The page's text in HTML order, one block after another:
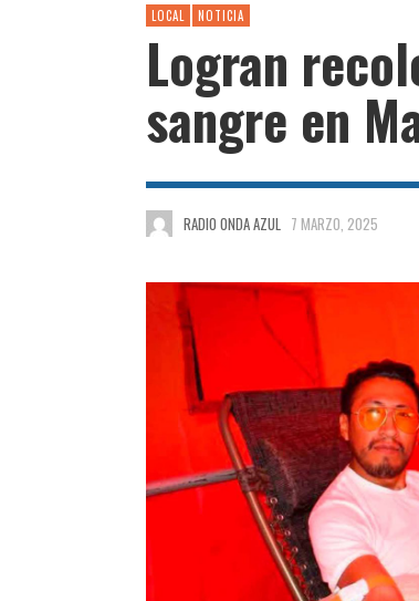
LOCAL NOTICIA
Logran
sangre en
RADIO ONDA AZUL 7 MARZO, 2025